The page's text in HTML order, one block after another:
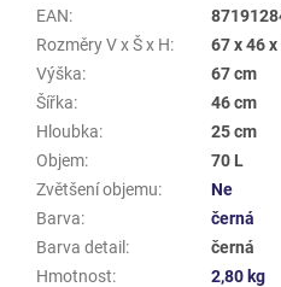
EAN:
Rozměry V x Š x H:
67 x 46 x
Výška:
67 cm
Šířka:
46 cm
Hloubka:
25 cm
Objem:
70 L
Zvětšení objemu:
Ne
Barva:
černá
Barva detail:
černá
Hmotnost:
2,80 kg